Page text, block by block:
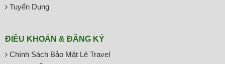
Tuyển Dụng
ĐIỀU KHOẢN & ĐĂNG KÝ
Chính Sách Bảo Mật Lê Travel